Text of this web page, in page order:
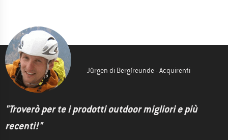
Jürgen di Bergfreunde - Acquirenti
"Troverò per te i prodotti outdoor migliori e più
recenti!"